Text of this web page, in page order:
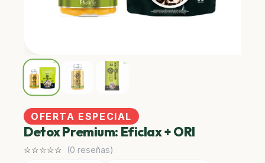
OFERTA ESPECIAL
Detox Premium: Eficlax + ORI
☆☆☆☆☆ (0 reseñas)